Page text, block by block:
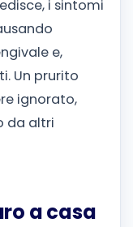
i sintomi
e,
Un prurito
ignorato,
da altri
a casa